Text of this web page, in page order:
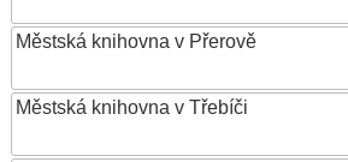
Městská knihovna v Přerově
Městská knihovna v Třebíči